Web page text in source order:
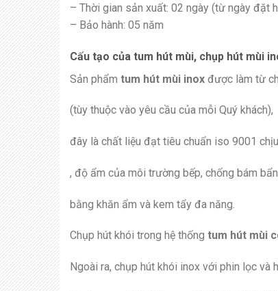
– Thời gian sản xuất: 02 ngày (từ ngày đặt
– Bảo hành: 05 năm
Cấu tạo của tum hút mùi, chụp hút mùi
Sản phẩm tum hút mùi inox được làm từ
(tùy thuộc vào yêu cầu của mỗi Quý khách),
đây là chất liệu đạt tiêu chuẩn iso 9001
, độ ẩm của môi trường bếp, chống bám
bằng khăn ẩm và kem tẩy đa năng.
Chụp hút khói trong hệ thống tum hút mùi
Ngoài ra, chụp hút khói inox với phin lọc